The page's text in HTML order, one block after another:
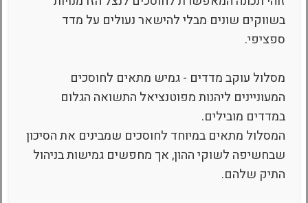
בשווקים שונים מבלי להישאר נעולים על מדד
ספציפי.
מסלול עוקב מדדים - גמיש מתאים לחוסכים
המעוניינים ליהנות מפוטנציאל התשואה הגלום
במדדים מובילים.
המסלול מתאים במיוחד לחוסכים שמבינים את הסיכון
שבחשיפה לשוקי ההון, אך מחפשים גמישות בניהול
התיק שלהם.